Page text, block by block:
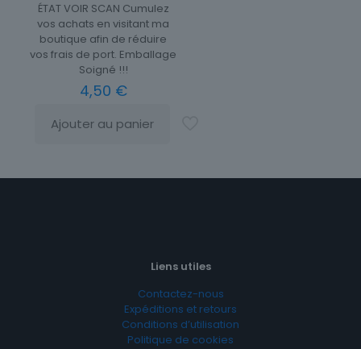
ÉTAT VOIR SCAN Cumulez
vos achats en visitant ma
boutique afin de réduire
vos frais de port. Emballage
Soigné !!!
4,50 €
Ajouter au panier
Liens utiles
Contactez-nous
Expéditions et retours
Conditions d’utilisation
Politique de cookies